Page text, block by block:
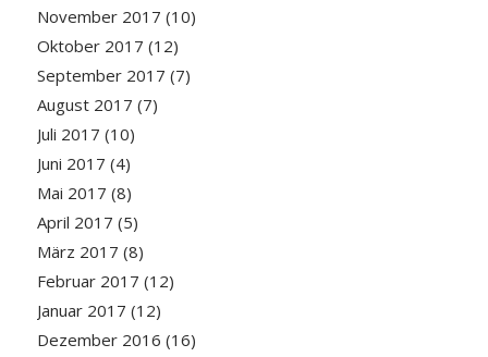
November 2017 (10)
Oktober 2017 (12)
September 2017 (7)
August 2017 (7)
Juli 2017 (10)
Juni 2017 (4)
Mai 2017 (8)
April 2017 (5)
März 2017 (8)
Februar 2017 (12)
Januar 2017 (12)
Dezember 2016 (16)